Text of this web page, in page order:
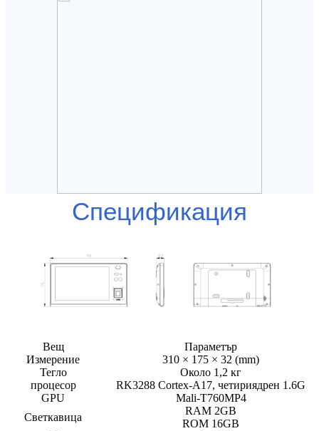
Спецификация
Вещ
Параметър
Измерение
310 × 175 × 32 (mm)
Тегло
Около 1,2 кг
процесор
RK3288 Cortex-A17, четириядрен 1.6G
GPU
Mali-T760MP4
Светкавица
RAM 2GB
ROM 16GB